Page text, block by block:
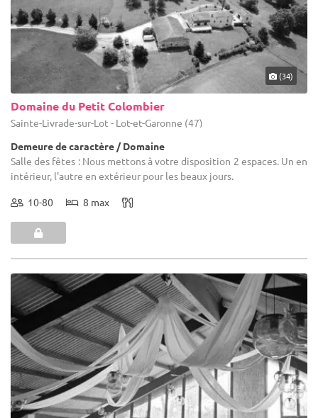
(34)
Domaine du Petit Colombier
Sainte-Livrade-sur-Lot - Lot-et-Garonne (47)
Demeure de caractère / Domaine
Salle des fêtes : Nous mettons à votre disposition 2 espaces. Un en
intérieur, l'autre en extérieur pour les beaux jours.
10-80 8 max